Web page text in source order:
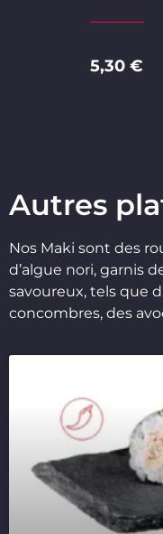
5,30 €
Autres
Nos Maki sont des
d’algue nori, garnis
savoureux, tels que
concombres, des